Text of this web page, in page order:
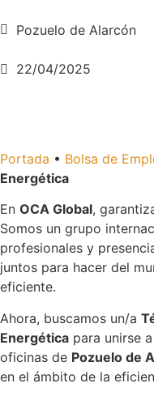
Pozuelo de Alarcón
22/04/2025
Portada • Bolsa de
Energética
En OCA Global,
Somos un grupo
profesionales y
juntos para hacer del
eficiente.
Ahora, buscamos un/a
Energética para unirse
oficinas de Pozuelo de
en el ámbito de la